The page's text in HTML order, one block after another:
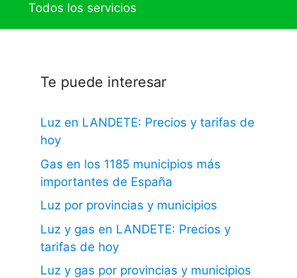
Todos los servicios
Te puede interesar
Luz en LANDETE: Precios y tarifas de
hoy
Gas en los 1185 municipios más
importantes de España
Luz por provincias y municipios
Luz y gas en LANDETE: Precios y
tarifas de hoy
Luz y gas por provincias y municipios